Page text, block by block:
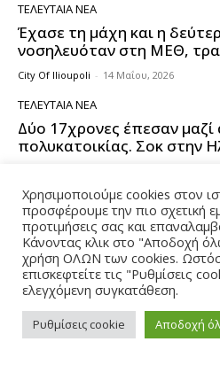
ΤΕΛΕΥΤΑΊΑ ΝΈΑ
Έχασε τη μάχη και η
νοσηλευόταν στη ΜΕΘ,
City Of Ilioupoli - 14 Μαΐου, 2026
ΤΕΛΕΥΤΑΊΑ ΝΈΑ
Δύο 17χρονες έπεσαν
πολυκατοικίας. Σοκ στην
ΔΉΜΟΣ ΗΛΙΟΎΠΟΛΗΣ
Έκθεση Εικαστικών
Ηλιούπολης, «Έργα
City Of Ilioupoli - 12 Μαΐου, 2026
ΔΉΜΟΣ ΗΛΙΟΎΠΟΛΗΣ
Στη διάθεση Δημοτών ΤΟ
ΕΡΓΑΛΕΙΟ ΕΞΥΠΗΡΕΤΗΣΗΣ
Χρησιμοποιούμε cookies στον
προσφέρουμε την πιο σχετική
προτιμήσεις σας και
Κάνοντας κλικ στο "Αποδοχή
χρήση ΟΛΩΝ των cookies.
επισκεφτείτε τις "Ρυθμίσεις
ελεγχόμενη συγκατάθεση.
Ρυθμίσεις cookie Αποδοχή